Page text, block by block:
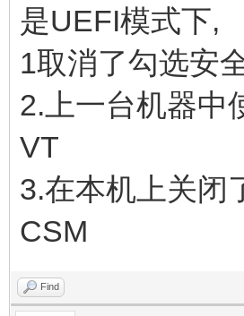
是UEFI模式下,
1取消了勾选安
2.上一台机器中
VT
3.在本机上关闭
CSM
Find